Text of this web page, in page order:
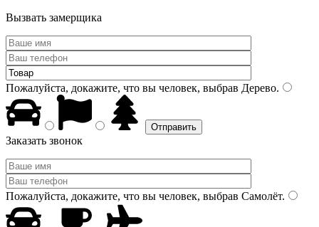
Вызвать замерщика
Пожалуйста, докажите, что вы человек, выбрав Дерево.
Заказать звонок
Пожалуйста, докажите, что вы человек, выбрав Самолёт.